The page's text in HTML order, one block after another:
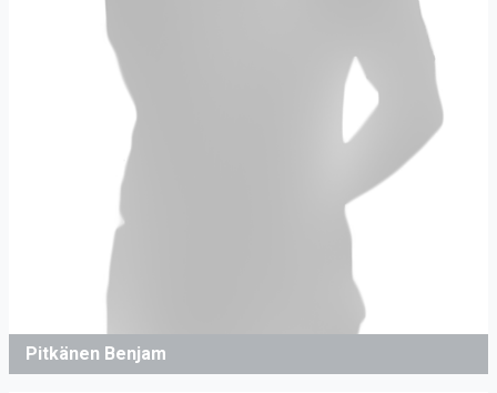
Pitkänen Benjam